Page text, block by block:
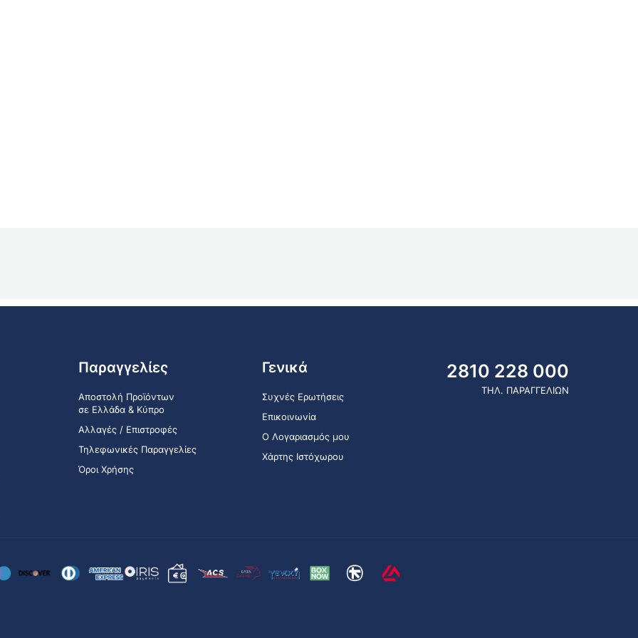
Παραγγελίες
Αποστολή Προϊόντων
σε Ελλάδα & Κύπρο
Αλλαγές / Επιστροφές
Τηλεφωνικές Παραγγελίες
Όροι Χρήσης
Γενικά
Συχνές Ερωτήσεις
Επικοινωνία
Ο Λογαριασμός μου
Χάρτης Ιστόχωρου
2810 228 000
ΤΗΛ. ΠΑΡΑΓΓΕΛΙΩΝ